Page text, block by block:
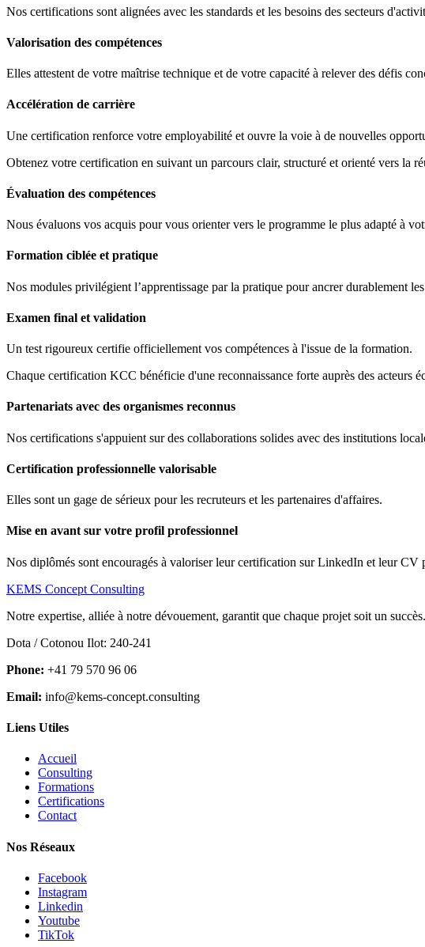
Nos certifications sont alignées avec les standards et les besoins des secteurs
Valorisation des compétences
Elles attestent de votre maîtrise technique et de votre capacité à relever des défis
Accélération de carrière
Une certification renforce votre employabilité et ouvre la voie à de nouvelles
Obtenez votre certification en suivant un parcours clair, structuré et orienté vers la
Évaluation des compétences
Nous évaluons vos acquis pour vous orienter vers le programme le plus adapté à
Formation ciblée et pratique
Nos modules privilégient l’apprentissage par la pratique pour ancrer durablement
Examen final et validation
Un test rigoureux certifie officiellement vos compétences à l'issue de la formation.
Chaque certification KCC bénéficie d'une reconnaissance forte auprès des acteurs
Partenariats avec des organismes reconnus
Nos certifications s'appuient sur des collaborations solides avec des institutions
Certification professionnelle valorisable
Elles sont un gage de sérieux pour les recruteurs et les partenaires d'affaires.
Mise en avant sur votre profil professionnel
Nos diplômés sont encouragés à valoriser leur certification sur LinkedIn et leur
KEMS Concept Consulting
Notre expertise, alliée à notre dévouement, garantit que chaque projet soit un
Dota / Cotonou Ilot: 240-241
Phone: +41 79 570 96 06
Email: info@kems-concept.consulting
Liens Utiles
Accueil
Consulting
Formations
Certifications
Contact
Nos Réseaux
Facebook
Instagram
Linkedin
Youtube
TikTok